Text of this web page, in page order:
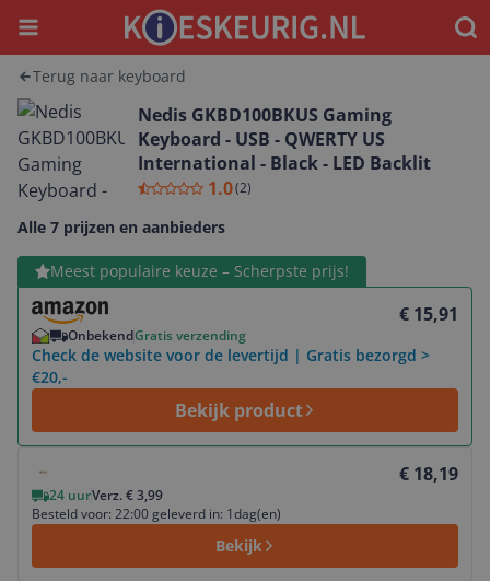
Menu
Terug naar keyboard
Nedis GKBD100BKUS Gaming
Keyboard - USB - QWERTY US
International - Black - LED Backlit
1.0(2)
Alle 7 prijzen en aanbieders
Meest populaire keuze – Scherpste prijs!
€ 15,91
OnbekendGratis verzending
Check de website voor de levertijd | Gratis bezorgd >
€20,-
Bekijk product
Bekijk product
€ 18,19
24 uurVerz. € 3,99
Besteld voor: 22:00 geleverd in: 1dag(en)
Bekijk